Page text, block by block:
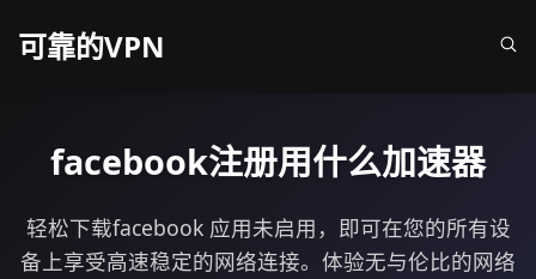
可靠的VPN
facebook注册用什么加速器
轻松下载facebook 应用未启用，即可在您的所有设
备上享受高速稳定的网络连接。体验无与伦比的网络